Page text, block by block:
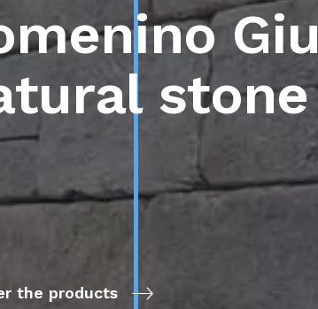
menino Giu
tural stone
the products